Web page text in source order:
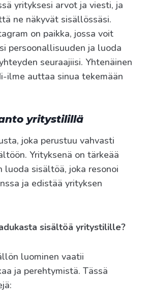
yrityksesi arvot ja viesti, ja
ne näkyvät sisällössäsi.
on paikka, jossa voit
persoonallisuuden ja luoda
seuraajiisi. Yhtenäinen
ilme auttaa sinua tekemään
yritystilillä
joka perustuu vahvasti
Yrityksenä on tärkeää
luoda sisältöä, joka resonoi
ja edistää yrityksen
sisältöä yritystilille?
luominen vaatii
ja perehtymistä. Tässä